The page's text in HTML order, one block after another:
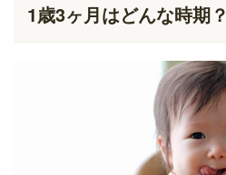
1歳3ヶ月はどんな時期？